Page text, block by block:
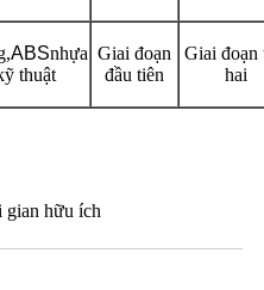
ABSnhựa
thuật
Giai đoạn
đầu tiên
Giai đoạn
hai
gian hữu ích